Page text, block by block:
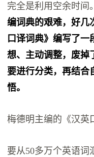
完全是利用空余时间
编词典的艰难，好几
口译词典》编写了
想、主动调整，废掉
要进行分类，再结合
悟。
梅德明主编的《汉英
要从50多万个英语词